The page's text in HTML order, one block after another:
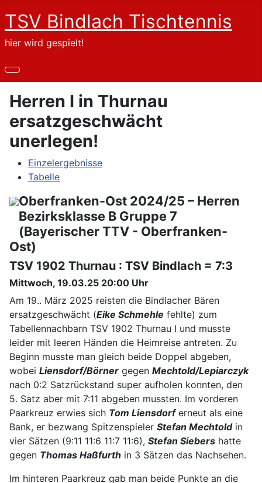
TSV Bindlach Tischtennis
hier wird gespielt!
Herren I in Thurnau
ersatzgeschwächt
unerlegen!
Einzelergebnisse
Tabelle
Oberfranken-Ost 2024/25 – Herren
Bezirksklasse B Gruppe 7
(Bayerischer TTV - Oberfranken-
Ost)
TSV 1902 Thurnau : TSV Bindlach = 7:3
Mittwoch, 19.03.25 20:00 Uhr
Am 19.. März 2025 reisten die Bindlacher Bären
ersatzgeschwächt (Eike Schmehle fehlte) zum
Tabellennachbarn TSV 1902 Thurnau I und musste
leider mit leeren Händen die Heimreise antreten. Zu
Beginn musste man gleich beide Doppel abgeben,
wobei Liensdorf/Börner gegen Mechtold/Lepiarczyk
nach 0:2 Satzrückstand super aufholen konnten, den
5. Satz aber mit 7:11 abgeben mussten. Im vorderen
Paarkreuz erwies sich Tom Liensdorf erneut als eine
Bank, er bezwang Spitzenspieler Stefan Mechtold in
vier Sätzen (9:11 11:6 11:7 11:6), Stefan Siebers hatte
gegen Thomas Haßfurth in 3 Sätzen das Nachsehen.
Im hinteren Paarkreuz gab man beide Punkte an die